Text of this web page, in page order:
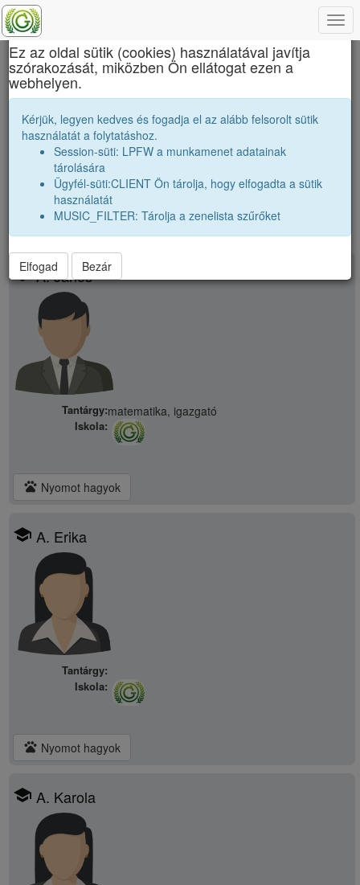
Onisifor Ghibu Elméleti Líceum
Tanáraink
Névsor bővítése új tanárral
Tanárok száma:68
találat
schoolA. János
Tantárgy:matematika, igazgató
Iskola:
pets Nyomot hagyok
school A. Erika
Tantárgy:
Iskola:
pets Nyomot hagyok
school A. Karola
×
Ez az oldal sütik (cookies) használatával javítja
szórakozását, miközben Ön ellátogat ezen a
webhelyen.
Kérjük, legyen kedves és fogadja el az alább felsorolt sütik
használatát a folytatáshoz.
Session-süti: LPFW a munkamenet adatainak
tárolására
Ügyfél-süti:CLIENT Ön tárolja, hogy elfogadta a sütik
használatát
MUSIC_FILTER: Tárolja a zenelista szűrőket
Elfogad Bezár